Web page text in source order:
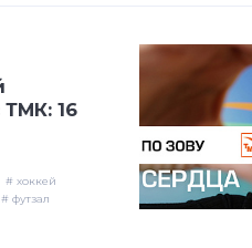
16
# хоккей
# футзал